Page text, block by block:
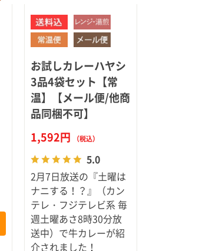
お試しカレーハヤシ
3品4袋セット【常
温】【メール便/他商
品同梱不可】
1,592円
（税込）
5.0
2月7日放送の『土曜は
ナニする！？』（カン
テレ・フジテレビ系 毎
週土曜あさ8時30分放
送中）で牛カレーが紹
介されました！